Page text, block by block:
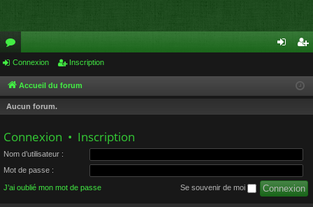
or
u
m
cri
Connexion Inscription
Accueil du forum
Aucun forum.
Connexion • Inscription
Nom d’utilisateur :
Mot de passe :
J’ai oublié mon mot de passe Se souvenir de moi